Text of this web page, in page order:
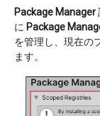
Package Manager
に Package
を管理し、現在の
ます。